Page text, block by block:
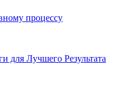
процессу
для Лучшего Результата